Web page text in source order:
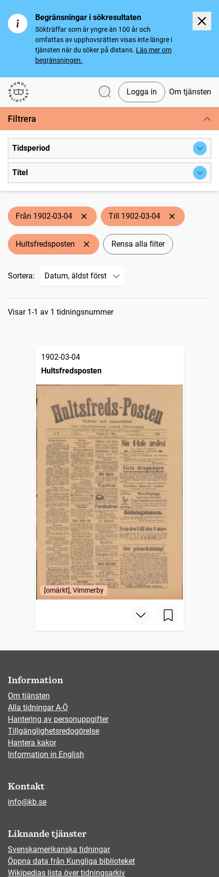
Begränsningar i sökresultaten
Sökträffar som är yngre än 100 år och
omfattas av upphovsrätten visas inte längre i
tjänsten när du söker på distans. Läs mer om
begränsningen.
Svenska tidningar
Logga in Om tjänsten
Filtrera
Tidsperiod
Titel
Från 1902-03-04 Till 1902-03-04
Hultsfredsposten Rensa alla filter
Sortera:
Sökresultat
Visar 1-1 av 1 tidningsnummer
1902-03-04
Hultsfredsposten
[omärkt], Vimmerby
Information
Om tjänsten
Alla tidningar A-Ö
Hantering av personuppgifter
Tillgänglighetsredogörelse
Hantera kakor
Information in English
Kontakt
info@kb.se
Liknande tjänster
Svenskamerikanska tidningar
Öppna data från Kungliga biblioteket
Wikipedias lista över tidningsarkiv